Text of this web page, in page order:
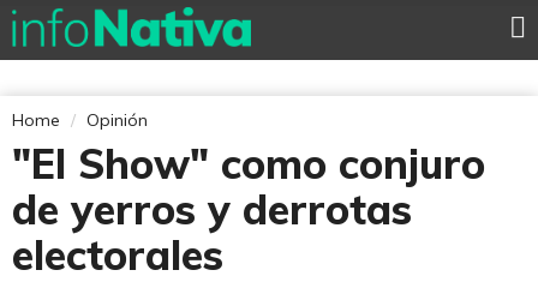
Home Opinión
"El Show" como conjuro
de yerros y derrotas
electorales